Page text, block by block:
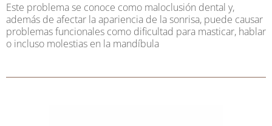
Este problema se conoce como maloclusión dental y,
además de afectar la apariencia de la sonrisa, puede causar
problemas funcionales como dificultad para masticar, hablar
o incluso molestias en la mandíbula